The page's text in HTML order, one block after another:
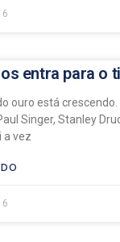
entra para o
ouro está
Singer, Stanley
a vez